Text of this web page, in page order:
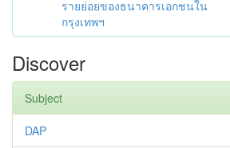
รายย่อยของธนาคารเอกชนใน
กรุงเทพฯ
Discover
Subject
DAP